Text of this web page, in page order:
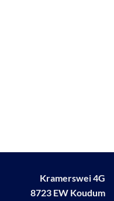
Kramerswei 4G
8723 EW Koudum